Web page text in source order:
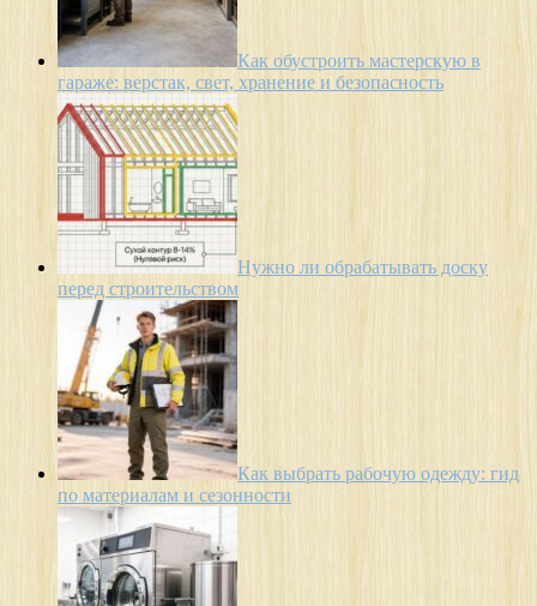
Как обустроить мастерскую в
гараже: верстак, свет, хранение и безопасность
Нужно ли обрабатывать доску
перед строительством
Как выбрать рабочую одежду: гид
по материалам и сезонности